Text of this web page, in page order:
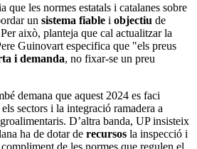
que les normes estatals i catalanes sobre
un sistema fiable i objectiu de
això, planteja que cal actualitzar la
Guinovart especifica que "els preus
i demanda, no fixar-se un preu
demana que aquest 2024 es faci
sectors i la integració ramadera a
D’altra banda, UP insisteix
ha de dotar de recursos la inspecció i
de les normes que regulen el